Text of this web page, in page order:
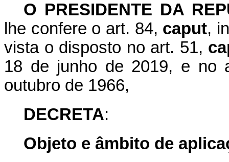
O PRESIDENTE DA
lhe confere o art. 84, caput,
vista o disposto no art. 51,
18 de junho de 2019, e no
outubro de 1966,
DECRETA:
Objeto e âmbito de